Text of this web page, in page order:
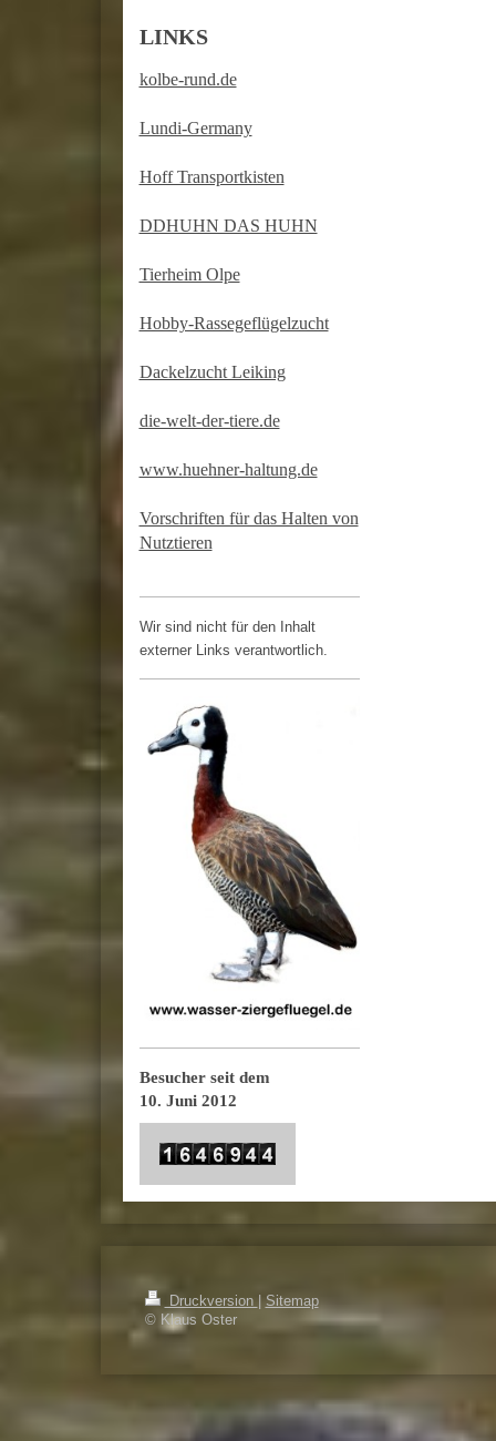
LINKS
kolbe-rund.de
Lundi-Germany
Hoff Transportkisten
DDHUHN DAS HUHN
Tierheim Olpe
Hobby-Rassegeflügelzucht
Dackelzucht Leiking
die-welt-der-tiere.de
www.huehner-haltung.de
Vorschriften für das Halten von
Nutztieren
Wir sind nicht für den Inhalt
externer Links verantwortlich.
Besucher seit dem
10. Juni 2012
Druckversion
Sitemap
© Klaus Oster